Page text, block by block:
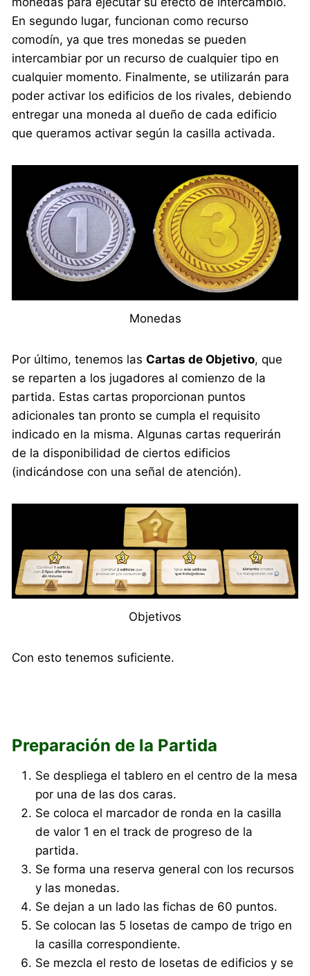
En segundo lugar, funcionan como recurso
comodín, ya que tres monedas se pueden
intercambiar por un recurso de cualquier tipo en
cualquier momento. Finalmente, se utilizarán para
poder activar los edificios de los rivales, debiendo
entregar una moneda al dueño de cada edificio
que queramos activar según la casilla activada.
Monedas
Por último, tenemos lasCartas de Objetivo, que
se reparten a los jugadores al comienzo de la
partida. Estas cartas proporcionan puntos
adicionales tan pronto se cumpla el requisito
indicado en la misma. Algunas cartas requerirán
de la disponibilidad de ciertos edificios
(indicándose con una señal de atención).
Objetivos
Con esto tenemos suficiente.
Preparación de la Partida
Se despliega el tablero en el centro de la mesa
por una de las dos caras.
Se coloca el marcador de ronda en la casilla
de valor 1 en el track de progreso de la
partida.
Se forma una reserva general con los recursos
y las monedas.
Se dejan a un lado las fichas de 60 puntos.
Se colocan las 5 losetas de campo de trigo en
la casilla correspondiente.
Se mezcla el resto de losetas de edificios y se